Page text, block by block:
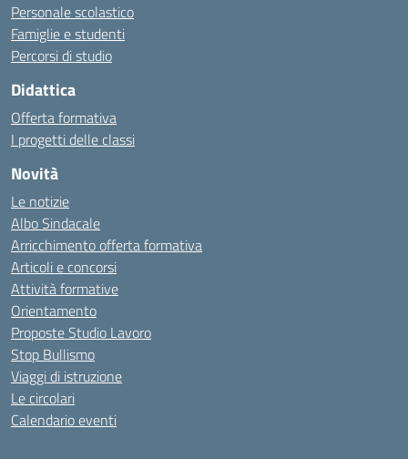
Personale scolastico
Famiglie e studenti
Percorsi di studio
Didattica
Offerta formativa
I progetti delle classi
Novità
Le notizie
Albo Sindacale
Arricchimento offerta formativa
Articoli e concorsi
Attività formative
Orientamento
Proposte Studio Lavoro
Stop Bullismo
Viaggi di istruzione
Le circolari
Calendario eventi